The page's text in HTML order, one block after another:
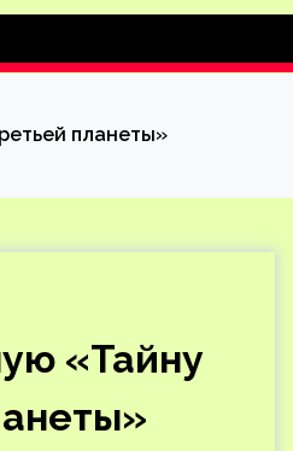
планеты»
«Тайну